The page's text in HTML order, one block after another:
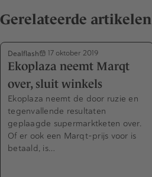
Gerelateerde artikelen
Dealflash 17 oktober 2019
Ekoplaza neemt Marqt
over, sluit winkels
Ekoplaza neemt de door ruzie en
tegenvallende resultaten
geplaagde supermarktketen over.
Of er ook een Marqt-prijs voor is
betaald, is…